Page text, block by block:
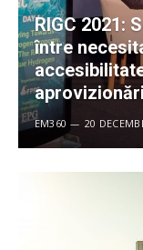
RIGC 2021:
între
EM360 20